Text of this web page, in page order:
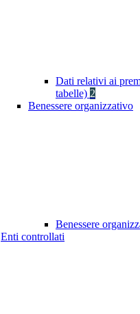
Dati relativi ai
tabelle) 2
Benessere organizzativo
Benessere
Enti controllati